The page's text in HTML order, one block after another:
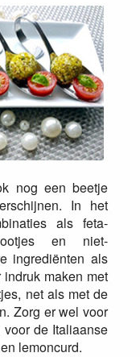
nog een beetje
In het
als feta-
en niet-
ingrediënten als
maken met
net als met de
Zorg er wel voor
de Italiaanse
lemoncurd.